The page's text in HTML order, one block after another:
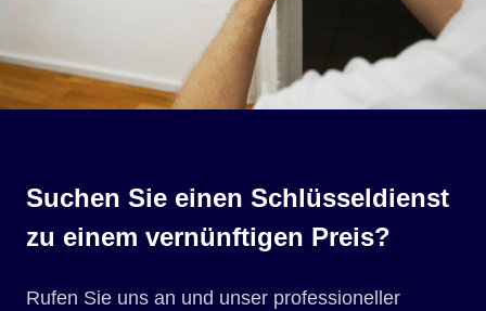
Suchen Sie einen Schlüsseldienst
zu einem vernünftigen Preis?
Rufen Sie uns an und unser professioneller